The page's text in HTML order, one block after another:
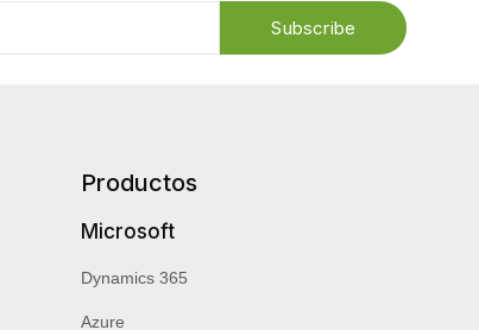
Subscribe
Productos
Microsoft
Dynamics 365
Azure